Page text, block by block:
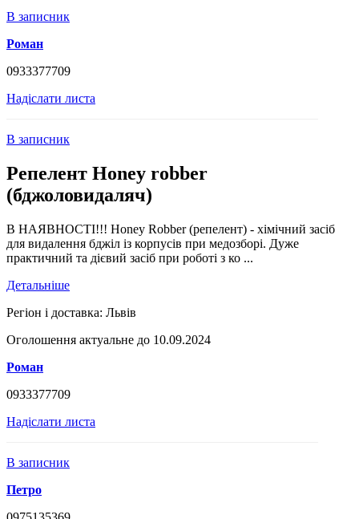
В записник
Роман
0933377709
Надіслати листа
В записник
Репелент Honey robber
(бджоловидаляч)
В НАЯВНОСТІ!!! Honey Robber (репелент) - хімічний засіб
для видалення бджіл із корпусів при медозборі. Дуже
практичний та дієвий засіб при роботі з ко ...
Детальніше
Регіон і доставка: Львів
Оголошення актуальне до 10.09.2024
Роман
0933377709
Надіслати листа
В записник
Петро